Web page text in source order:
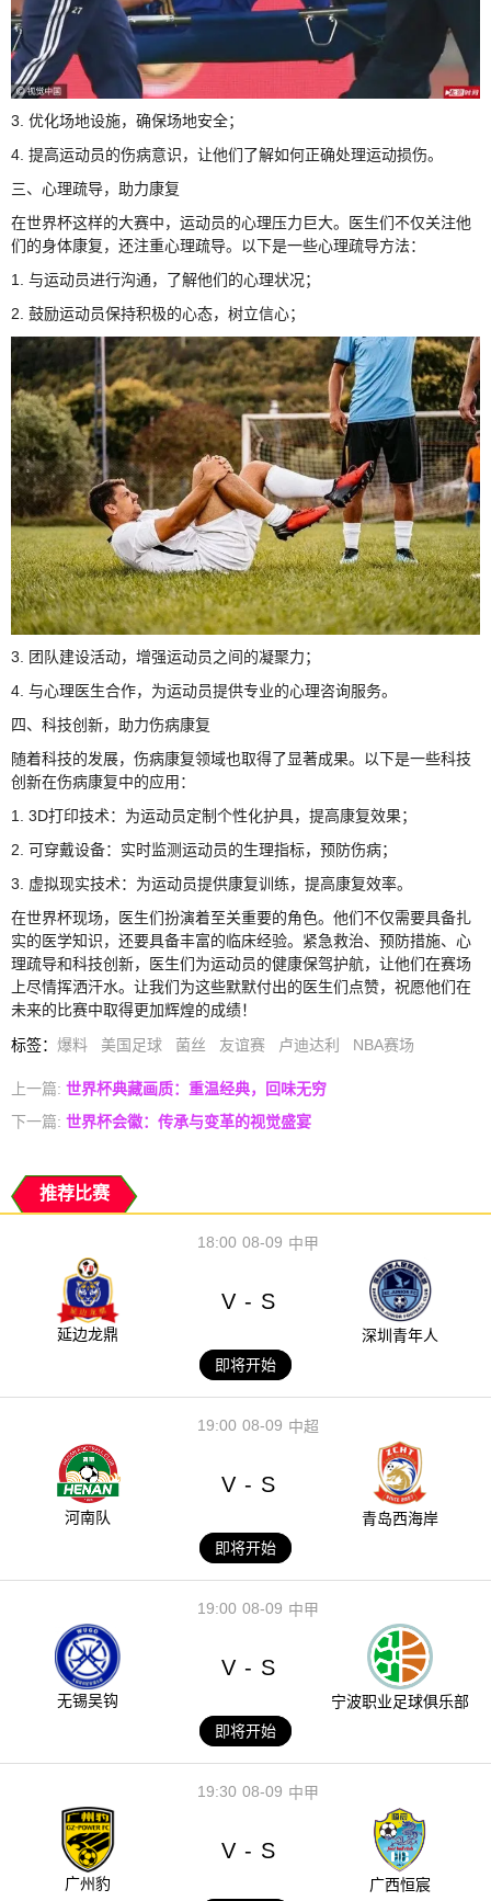
3. 优化场地设施，确保场地安全；
4. 提高运动员的伤病意识，让他们了解如何正确处理运动损伤。
三、心理疏导，助力康复
在世界杯这样的大赛中，运动员的心理压力巨大。医生们不仅关注他
们的身体康复，还注重心理疏导。以下是一些心理疏导方法：
1. 与运动员进行沟通，了解他们的心理状况；
2. 鼓励运动员保持积极的心态，树立信心；
3. 团队建设活动，增强运动员之间的凝聚力；
4. 与心理医生合作，为运动员提供专业的心理咨询服务。
四、科技创新，助力伤病康复
随着科技的发展，伤病康复领域也取得了显著成果。以下是一些科技
创新在伤病康复中的应用：
1. 3D打印技术：为运动员定制个性化护具，提高康复效果；
2. 可穿戴设备：实时监测运动员的生理指标，预防伤病；
3. 虚拟现实技术：为运动员提供康复训练，提高康复效率。
在世界杯现场，医生们扮演着至关重要的角色。他们不仅需要具备扎
实的医学知识，还要具备丰富的临床经验。紧急救治、预防措施、心
理疏导和科技创新，医生们为运动员的健康保驾护航，让他们在赛场
上尽情挥洒汗水。让我们为这些默默付出的医生们点赞，祝愿他们在
未来的比赛中取得更加辉煌的成绩！
标签： 爆料 美国足球 菌丝 友谊赛 卢迪达利 NBA赛场
上一篇: 世界杯典藏画质：重温经典，回味无穷
下一篇: 世界杯会徽：传承与变革的视觉盛宴
推荐比赛
08-09
18:00 中甲
延边龙鼎
V - S
深圳青年人
即将开始
08-09
19:00 中超
河南队
V - S
青岛西海岸
即将开始
08-09
19:00 中甲
无锡吴钩
V - S
宁波职业足球俱乐部
即将开始
08-09
19:30 中甲
广州豹
V - S
广西恒宸